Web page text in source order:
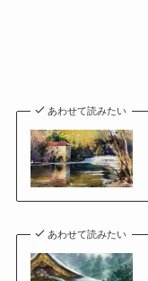
あわせて読みたい
あわせて読みたい